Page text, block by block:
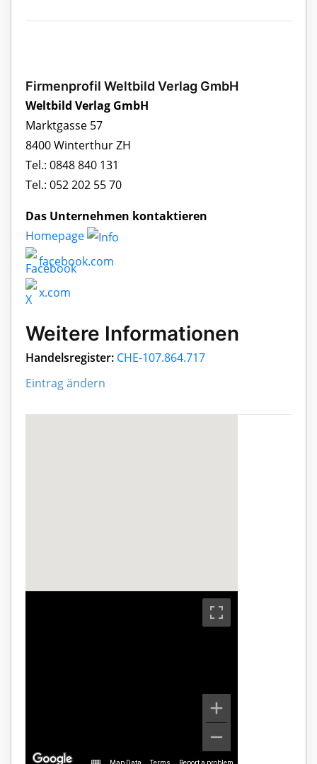
Firmenprofil Weltbild Verlag GmbH
Weltbild Verlag GmbH
Marktgasse 57
8400 Winterthur ZH
Tel.: 0848 840 131
Tel.: 052 202 55 70
Das Unternehmen kontaktieren
Homepage
facebook.com
x.com
Weitere Informationen
Handelsregister: CHE-107.864.717
Eintrag ändern